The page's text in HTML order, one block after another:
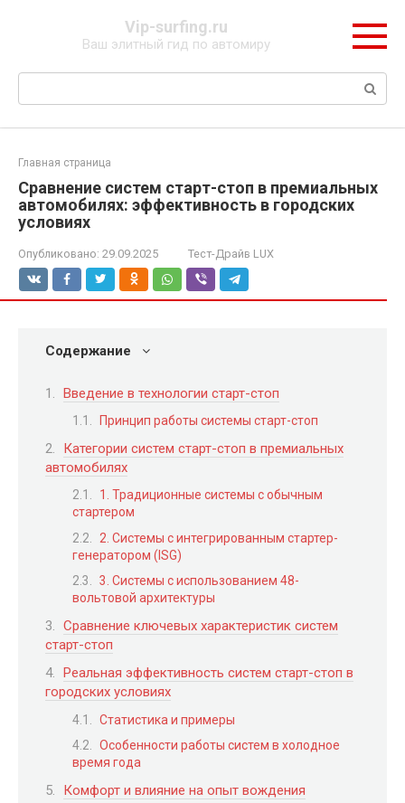
Vip-surfing.ru
Ваш элитный гид по автомиру
Поиск:
Главная страница
Сравнение систем старт-стоп в премиальных
автомобилях: эффективность в городских
условиях
Опубликовано: 29.09.2025 Тест-Драйв LUX
Содержание
Введение в технологии старт-стоп
Принцип работы системы старт-стоп
Категории систем старт-стоп в премиальных
автомобилях
1. Традиционные системы с обычным
стартером
2. Системы с интегрированным стартер-
генератором (ISG)
3. Системы с использованием 48-
вольтовой архитектуры
Сравнение ключевых характеристик систем
старт-стоп
Реальная эффективность систем старт-стоп в
городских условиях
Статистика и примеры
Особенности работы систем в холодное
время года
Комфорт и влияние на опыт вождения